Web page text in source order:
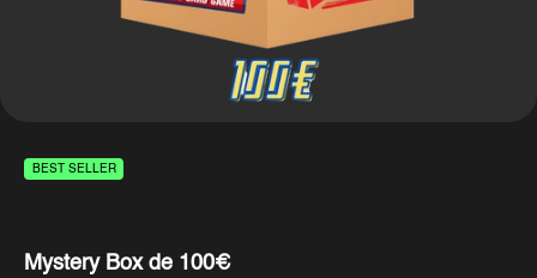
BEST SELLER
Mystery Box de 100€